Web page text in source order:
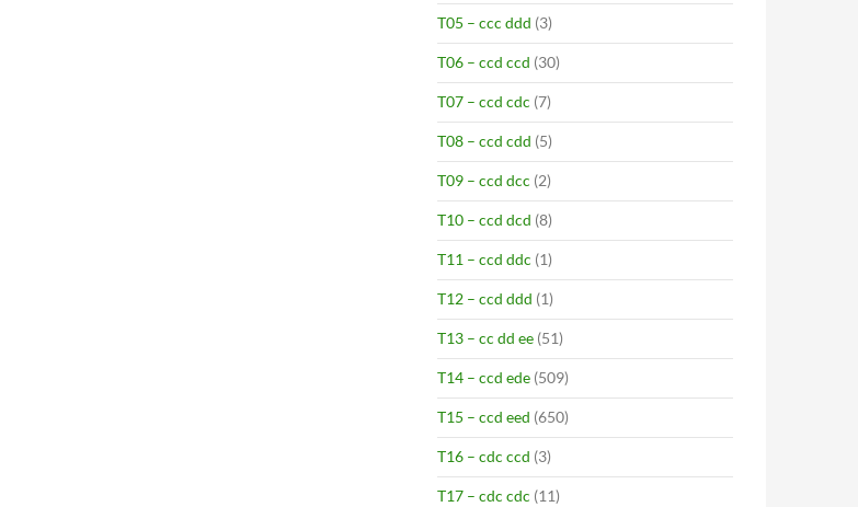
T05 – ccc ddd (3)
T06 – ccd ccd (30)
T07 – ccd cdc (7)
T08 – ccd cdd (5)
T09 – ccd dcc (2)
T10 – ccd dcd (8)
T11 – ccd ddc (1)
T12 – ccd ddd (1)
T13 – cc dd ee (51)
T14 – ccd ede (509)
T15 – ccd eed (650)
T16 – cdc ccd (3)
T17 – cdc cdc (11)